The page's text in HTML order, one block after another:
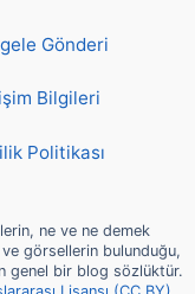
Gönderi
Bilgileri
Politikası
ne ve ne demek
ve görsellerin bulunduğu,
genel bir blog sözlüktür.